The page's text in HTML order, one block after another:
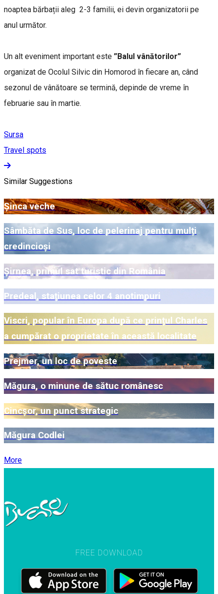
noaptea bărbații aleg 2-3 familii, ei devin organizatorii pe
anul următor.
Un alt eveniment important este ”Balul vânătorilor”
organizat de Ocolul Silvic din Homorod în fiecare an, când
sezonul de vânătoare se termină, depinde de vreme în
februarie sau în martie.
Sursa
Travel spots
Similar Suggestions
Șinca veche
Sâmbăta de Sus, loc de pelerinaj pentru mulți
credincioși
Șirnea, primul sat turistic din România
Predeal, stațiunea celor 4 anotimpuri
Viscri, popular în Europa după ce prințul Charles
a cumpărat o proprietate în această localitate
Prejmer, un loc de poveste
Măgura, o minune de sătuc românesc
Cincșor, un punct strategic
Măgura Codlei
More
FREE DOWNLOAD